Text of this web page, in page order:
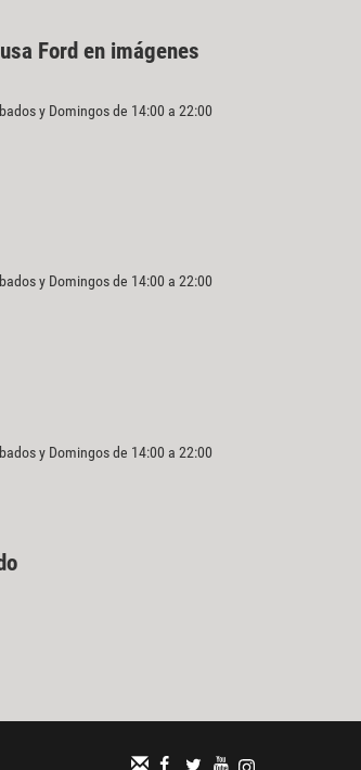
Ford en imágenes
y Domingos de 14:00 a 22:00
y Domingos de 14:00 a 22:00
y Domingos de 14:00 a 22:00